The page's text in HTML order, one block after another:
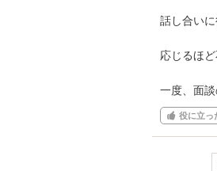
話し合い
応じるほ
一度、面
役に立っ